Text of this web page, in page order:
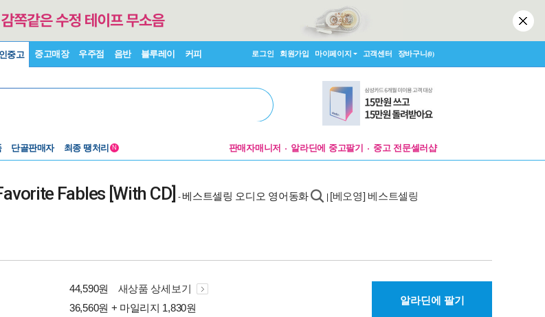
중고 중고매장 우주점 음반 블루레이 커피 로그인 회원가입 마이페이지 고객센터 장바구니(0)
단골판매자 최종 땡처리 N 판매자매니저 알라딘에 중고팔기 중고 전문셀러샵
Fables [With CD] -베스트셀링 오디오 영어동화
[베오영] 베스트셀링
44,590원
새상품 상세보기
36,560원 + 마일리지 1,830원
알라딘에 팔기